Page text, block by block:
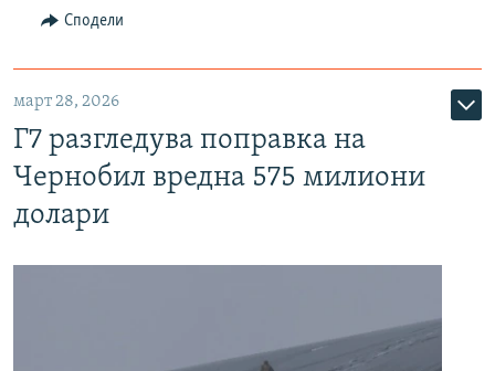
Сподели
март 28, 2026
Г7 разгледува поправка на
Чернобил вредна 575 милиони
долари